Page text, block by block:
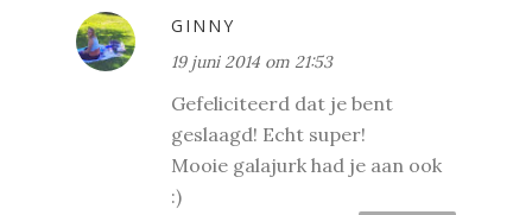
GINNY
19 juni 2014 om 21:53
Gefeliciteerd dat je bent
geslaagd! Echt super!
Mooie galajurk had je aan ook
:)